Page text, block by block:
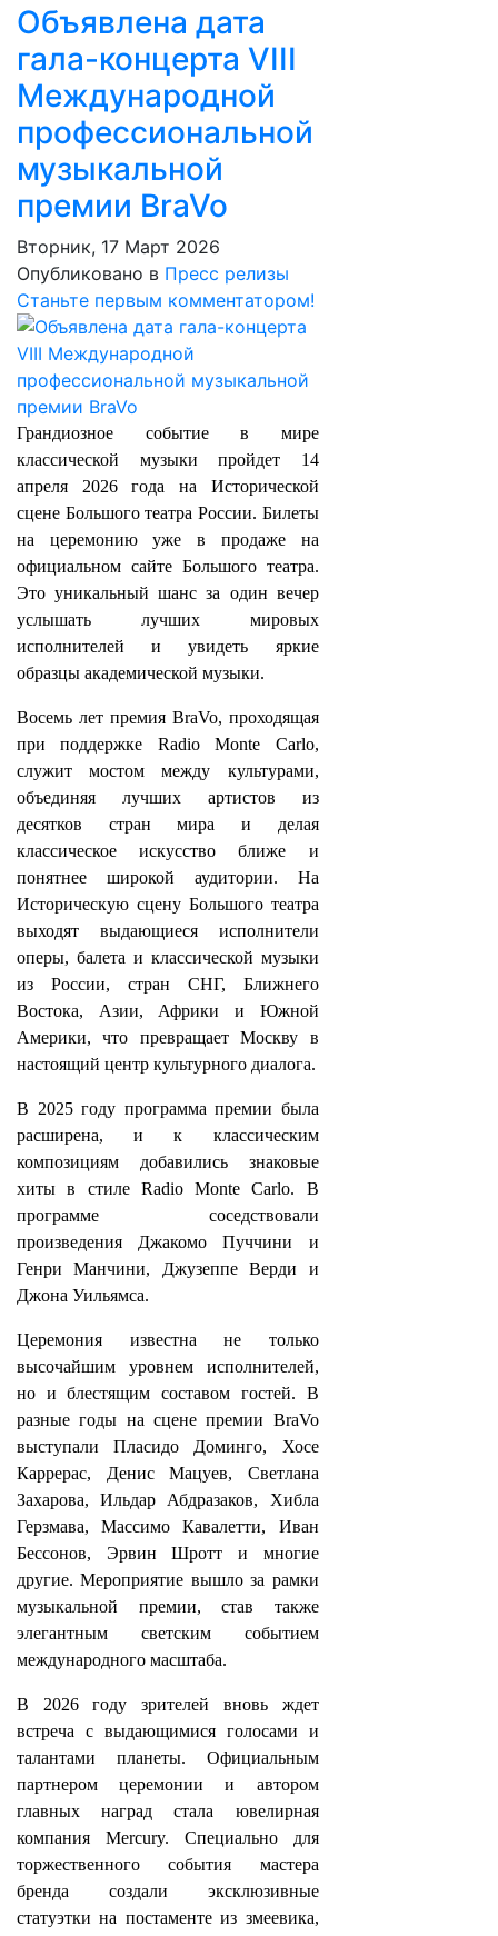
Объявлена дата
гала-концерта VIII
Международной
профессиональной
музыкальной
премии BraVo
Вторник, 17 Март 2026
Опубликовано в Пресс релизы
Станьте первым комментатором!
Грандиозное событие в мире
классической музыки пройдет 14
апреля 2026 года на Исторической
сцене Большого театра России. Билеты
на церемонию уже в продаже на
официальном сайте Большого театра.
Это уникальный шанс за один вечер
услышать лучших мировых
исполнителей и увидеть яркие
образцы академической музыки.
Восемь лет премия BraVo, проходящая
при поддержке Radio Monte Carlo,
служит мостом между культурами,
объединяя лучших артистов из
десятков стран мира и делая
классическое искусство ближе и
понятнее широкой аудитории. На
Историческую сцену Большого театра
выходят выдающиеся исполнители
оперы, балета и классической музыки
из России, стран СНГ, Ближнего
Востока, Азии, Африки и Южной
Америки, что превращает Москву в
настоящий центр культурного диалога.
В 2025 году программа премии была
расширена, и к классическим
композициям добавились знаковые
хиты в стиле Radio Monte Carlo. В
программе соседствовали
произведения Джакомо Пуччини и
Генри Манчини, Джузеппе Верди и
Джона Уильямса.
Церемония известна не только
высочайшим уровнем исполнителей,
но и блестящим составом гостей. В
разные годы на сцене премии BraVo
выступали Пласидо Доминго, Хосе
Каррерас, Денис Мацуев, Светлана
Захарова, Ильдар Абдразаков, Хибла
Герзмава, Массимо Кавалетти, Иван
Бессонов, Эрвин Шротт и многие
другие. Мероприятие вышло за рамки
музыкальной премии, став также
элегантным светским событием
международного масштаба.
В 2026 году зрителей вновь ждет
встреча с выдающимися голосами и
талантами планеты. Официальным
партнером церемонии и автором
главных наград стала ювелирная
компания Mercury. Специально для
торжественного события мастера
бренда создали эксклюзивные
статуэтки на постаменте из змеевика,